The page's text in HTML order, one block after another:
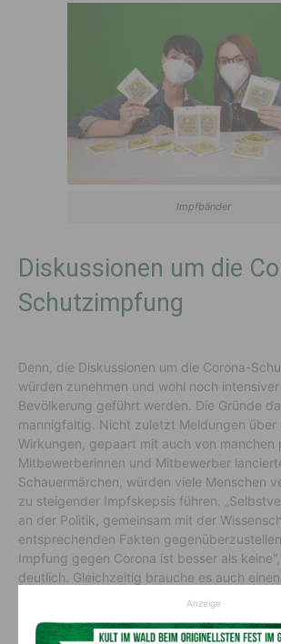
Impfbänder
Diskussionen um die
Schutzimpfung
Denn, die Diskussionen um die Corona-
würden zunehmen und wohl noch
Bevölkerung geführt werden. Die Gründe
mannigfaltig. Nicht zuletzt Meldungen über
Wirkungen, gepaart mit auch von manchen
Mitbewerberinnen und Mitbewerber
Schauermärchen, würden viele Menschen
zu steigender Impfskepsis führen.
an der Politik, gemeinsam mit der
entsprechenden Fakten
Impfung gegen Corona ist besser als
deutlich. Gleichzeitig brauche es auch einen
Anzeige